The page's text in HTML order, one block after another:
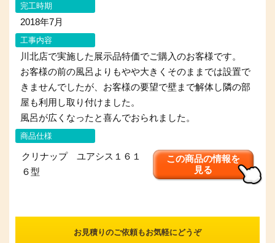
完工時期
2018年7月
工事内容
川北店で実施した展示品特価でご購入のお客様です。
お客様の前の風呂よりもやや大きくそのままでは設置で
きませんでしたが、お客様の要望で壁まで解体し隣の部
屋も利用し取り付けました。
風呂が広くなったと喜んでおられました。
商品仕様
クリナップ ユアシス１６１
６型
この商品の情報を
見る
お見積りのご依頼もお気軽にどうぞ